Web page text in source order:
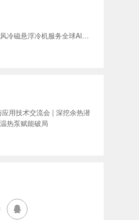
顿汉布什一体式风冷磁悬浮冷机服务全球AIDC基础设施建设
用技术交流会 | 深挖余热潜
热泵赋能破局
